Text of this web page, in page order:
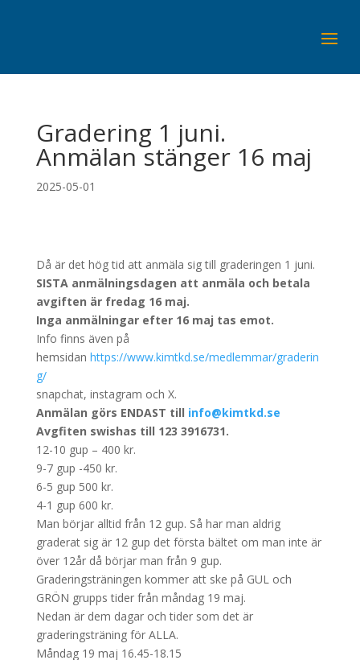
Gradering 1 juni.
Anmälan stänger 16 maj
2025-05-01
Då är det hög tid att anmäla sig till graderingen 1 juni.
SISTA anmälningsdagen att anmäla och betala
avgiften är fredag 16 maj.
Inga anmälningar efter 16 maj tas emot.
Info finns även på
hemsidan https://www.kimtkd.se/medlemmar/graderin
g/
snapchat, instagram och X.
Anmälan görs ENDAST till info@kimtkd.se
Avgfiten swishas till 123 3916731.
12-10 gup – 400 kr.
9-7 gup -450 kr.
6-5 gup 500 kr.
4-1 gup 600 kr.
Man börjar alltid från 12 gup. Så har man aldrig
graderat sig är 12 gup det första bältet om man inte är
över 12år då börjar man från 9 gup.
Graderingsträningen kommer att ske på GUL och
GRÖN grupps tider från måndag 19 maj.
Nedan är dem dagar och tider som det är
graderingsträning för ALLA.
Måndag 19 maj 16.45-18.15